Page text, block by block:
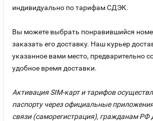
индивидуально по тарифам СДЭК.
Вы можете выбрать понравившийся
заказать его доставку. Наш курьер
указанное вами место, предварительно
удобное время доставки.
Активация SIM-карт и тарифов
паспорту через официальные
связи (саморегистрация), гражданам РФ